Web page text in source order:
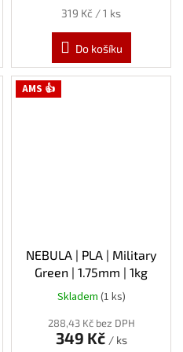
Měrná
319 Kč / 1 ks
Do košíku
AMS 👍
NEBULA | PLA | Military
Green | 1.75mm | 1kg
Skladem (1 ks)
288,43 Kč bez DPH
349 Kč / ks